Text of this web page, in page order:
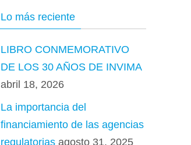
Lo más reciente
LIBRO CONMEMORATIVO
DE LOS 30 AÑOS DE INVIMA
abril 18, 2026
La importancia del
financiamiento de las agencias
regulatorias agosto 31, 2025